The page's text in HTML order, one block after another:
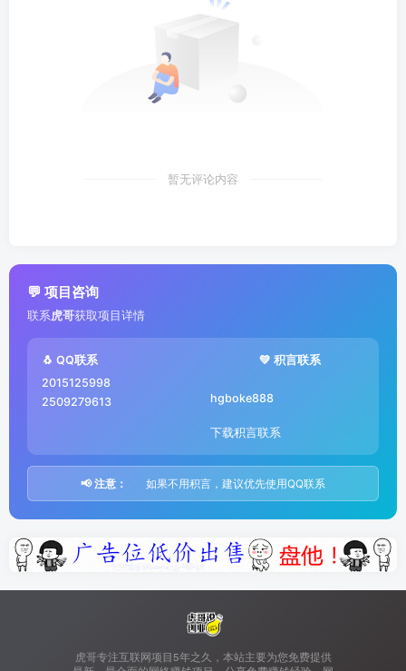
暂无评论内容
💬 项目咨询
联系 虎哥获取项目详情
🐧 QQ联系
2015125998
2509279613
💚 积言联系
hgboke888
下载积言联系
📢 注意： 如果不用积言，建议优先使用QQ联系
虎哥专注互联网项目5年之久，本站主要为您免费提供